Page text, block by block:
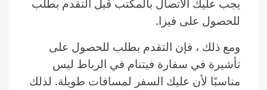
يجب عليك الاتصال بالمكتب قبل التقدم بطلب
للحصول على فيزا.
ومع ذلك ، فإن التقدم بطلب للحصول على
تأشيرة في سفارة فيتنام في الرباط ليس
مناسبًا لأن عليك السفر لمسافات طويلة. لذلك